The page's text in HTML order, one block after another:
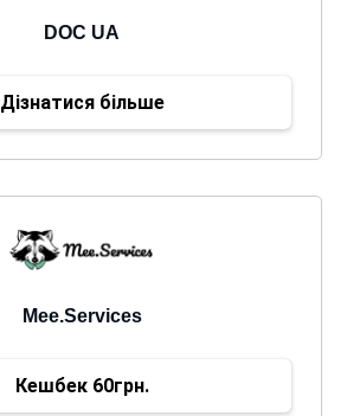
DOC UA
Дізнатися більше
Mee.Services
Кешбек 60грн.